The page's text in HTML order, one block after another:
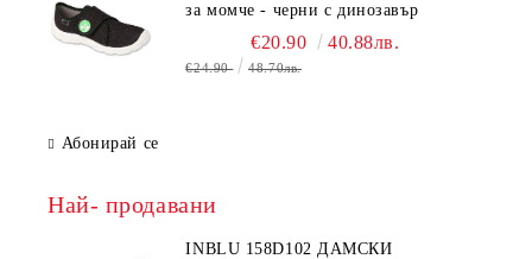
за момче - черни с динозавър
€20.90 40.88лв.
€24.90 48.70лв.
Абонирай се
Най- продавани
INBLU 158D102 ДАМСКИ